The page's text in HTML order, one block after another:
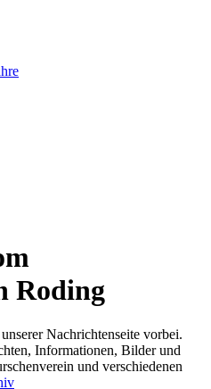
Roding
Nachrichtenseite vorbei.
Informationen, Bilder und
und verschiedenen